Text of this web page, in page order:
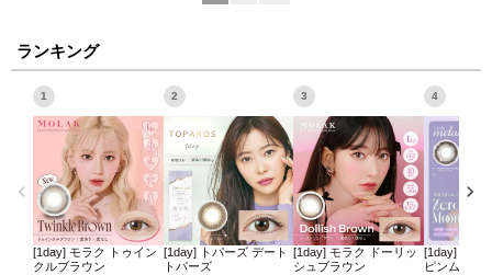
ランキング
1
[1day] モラク トゥイン
クルブラウン
2
[1day] トパーズ デート
トパーズ
3
[1day] モラク ドーリッ
シュブラウン
4
[1day] ミレ
ピンムーン